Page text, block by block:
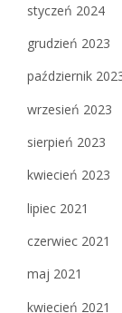
styczeń 2024
grudzień 2023
październik
wrzesień 2023
sierpień 2023
kwiecień 2023
lipiec 2021
czerwiec 2021
maj 2021
kwiecień 2021